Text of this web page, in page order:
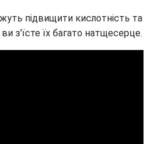
підвищити кислотність та
з'їсте їх багато натщесерце.